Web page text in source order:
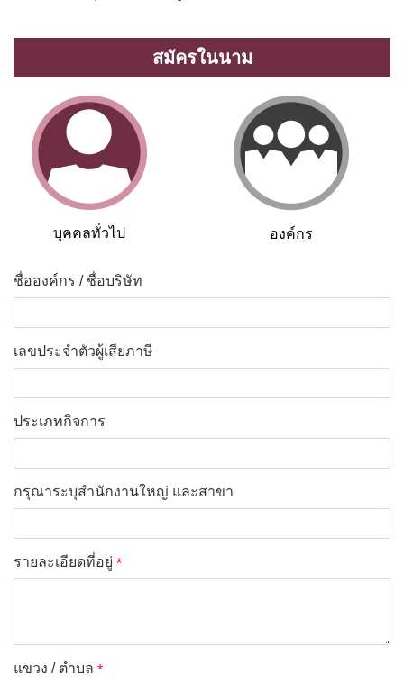
สมัครในนาม
บุคคลทั่วไป องค์กร
ชื่อองค์กร / ชื่อบริษัท
เลขประจำตัวผู้เสียภาษี
ประเภทกิจการ
กรุณาระบุสำนักงานใหญ่ และสาขา
รายละเอียดที่อยู่ *
แขวง / ตำบล *